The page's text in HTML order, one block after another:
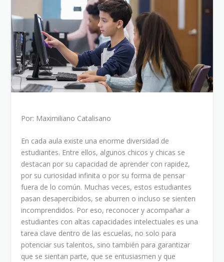
Por: Maximiliano Catalisano
En cada aula existe una enorme diversidad de
estudiantes. Entre ellos, algunos chicos y chicas se
destacan por su capacidad de aprender con rapidez,
por su curiosidad infinita o por su forma de pensar
fuera de lo común. Muchas veces, estos estudiantes
pasan desapercibidos, se aburren o incluso se sienten
incomprendidos. Por eso, reconocer y acompañar a
estudiantes con altas capacidades intelectuales es una
tarea clave dentro de las escuelas, no solo para
potenciar sus talentos, sino también para garantizar
que se sientan parte, que se entusiasmen y que